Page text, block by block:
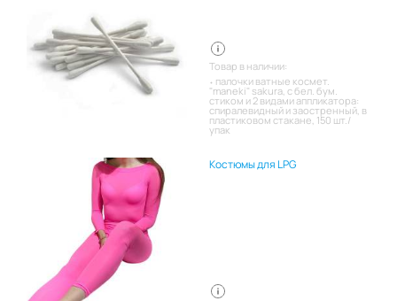
Товар в наличии:
палочки ватные космет.
"maneki" sakura, с бел. бум.
стиком и 2 видами аппликатора:
спиралевидный и заостренный, в
пластиковом стакане, 150 шт./
упак
Костюмы для LPG